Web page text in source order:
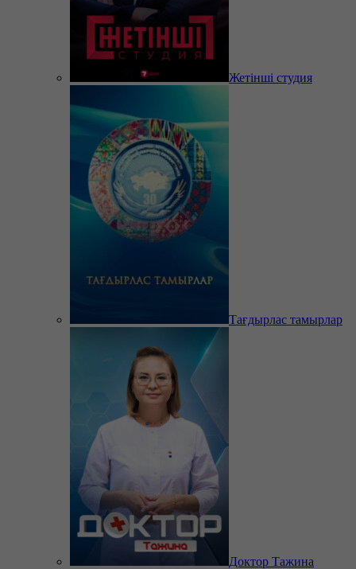
Жетінші студия
Тағдырлас тамырлар
Доктор Тажина